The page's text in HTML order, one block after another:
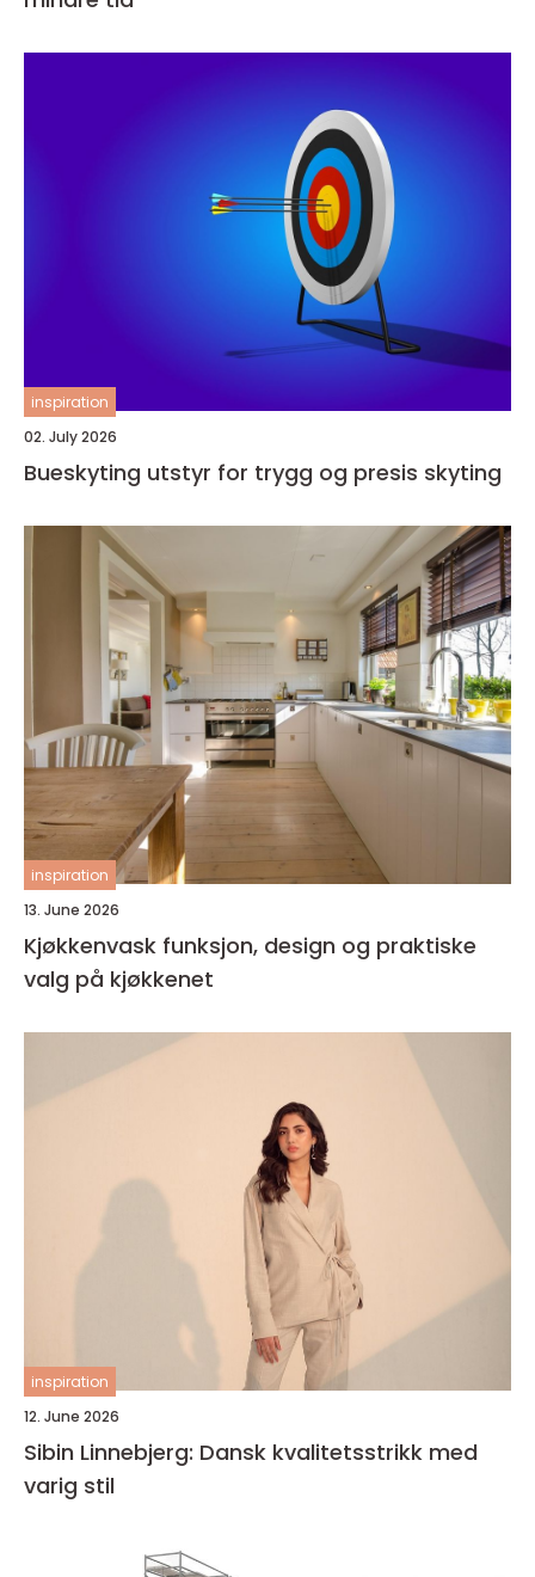
inspiration
02. July 2026
Bueskyting utstyr for trygg og presis skyting
inspiration
13. June 2026
Kjøkkenvask funksjon, design og praktiske
valg på kjøkkenet
inspiration
12. June 2026
Sibin Linnebjerg: Dansk kvalitetsstrikk med
varig stil